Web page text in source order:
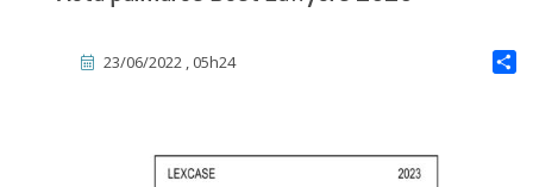
23/06/2022 , 05h24